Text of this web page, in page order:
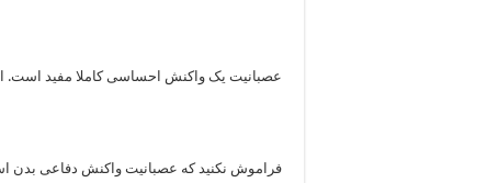
عصبانیت یک واکنش احساسی کاملا مفید است.
فراموش نکنید که عصبانیت واکنش دفاعی بدن